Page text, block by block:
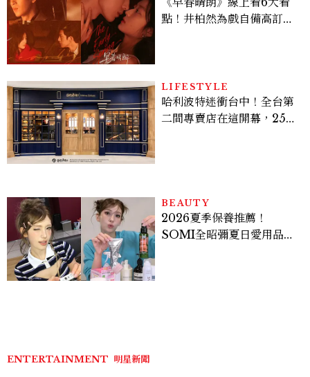
點！井柏然為戲自備高訂，
LIFESTYLE
哈利波特迷衝台中！全台第
二間專賣店在這開幕，25週
BEAUTY
2026夏季保養推薦！
SOMI全昭彌夏日愛用品公
ENTERTAINMENT 明星新聞